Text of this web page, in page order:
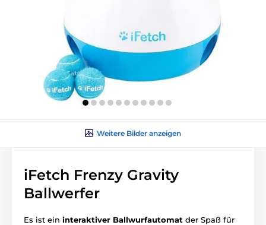
Weitere Bilder anzeigen
iFetch Frenzy Gravity
Ballwerfer
Es ist ein interaktiver Ballwurfautomat der Spaß für